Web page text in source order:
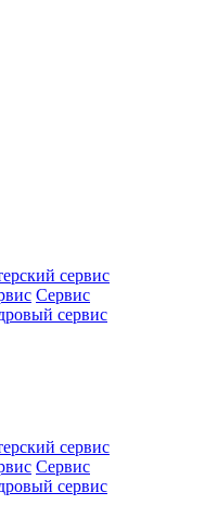
сервис
Сервис
сервис
сервис
Сервис
сервис